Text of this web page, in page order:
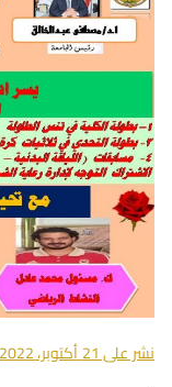
نشر على21 أكتوبر، 2022